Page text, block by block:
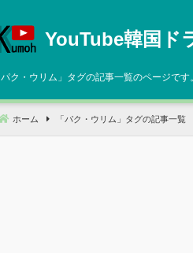
YouTube韓国ド
パク・ウリム 」タグの記事一覧のページです。
ホーム 「 パク・ウリム 」タグの記事一覧